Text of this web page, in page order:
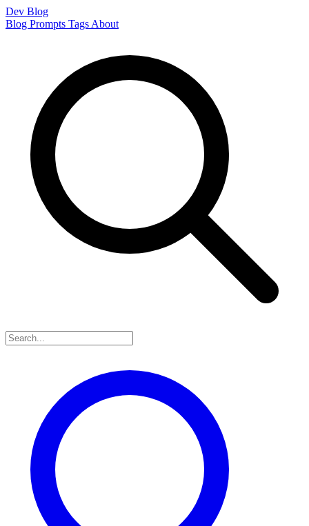
Dev Blog
Blog Prompts Tags About